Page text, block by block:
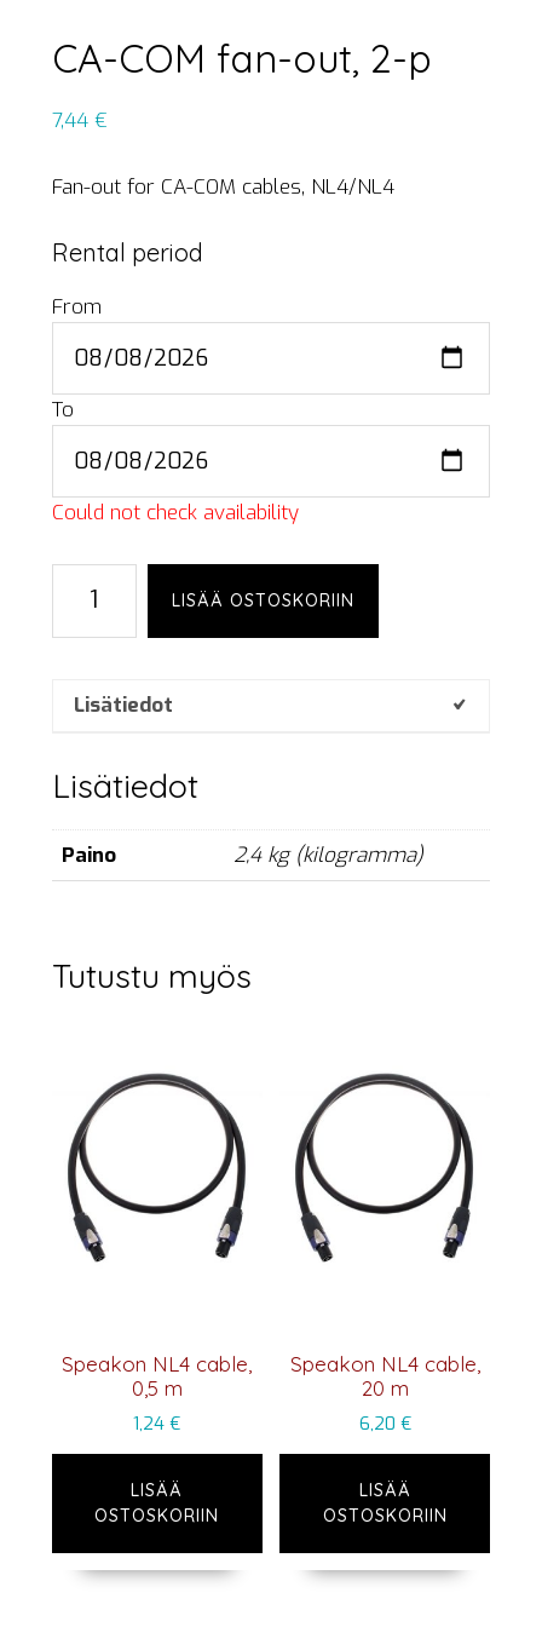
CA-COM fan-out, 2-p
7,44 €
Fan-out for CA-COM cables, NL4/NL4
Rental period
From
To
Could not check availability
fan-
LISÄÄ OSTOSKORIIN
Lisätiedot
Lisätiedot
Paino 2,4 kg (kilogramma)
Tutustu myös
Speakon NL4 cable,
0,5 m
1,24€
LISÄÄ
OSTOSKORIIN
Speakon NL4 cable,
20 m
6,20 €
LISÄÄ
OSTOSKORIIN